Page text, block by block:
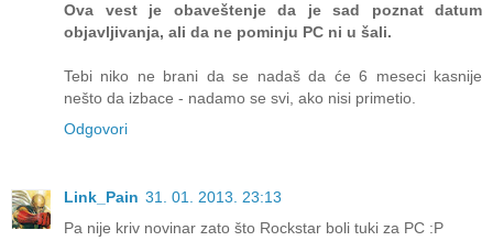
Ova vest je obaveštenje da je sad poznat datum
objavljivanja, ali da ne pominju PC ni u šali.
Tebi niko ne brani da se nadaš da će 6 meseci kasnije
nešto da izbace - nadamo se svi, ako nisi primetio.
Odgovori
Link_Pain 31. 01. 2013. 23:13
Pa nije kriv novinar zato što Rockstar boli tuki za PC :P